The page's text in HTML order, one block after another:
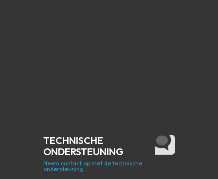
TECHNISCHE
ONDERSTEUNING
Neem contact op met de technische
ondersteuning